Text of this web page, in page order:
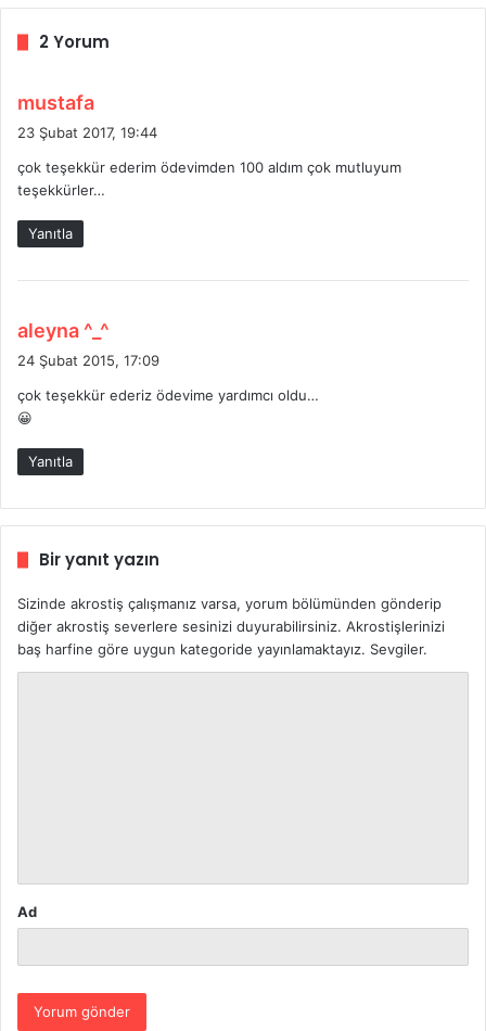
2 Yorum
mustafa
e
i
k
23 Şubat 2017, 19:44
çok teşekkür ederim ödevimden 100 aldım çok mutluyum
teşekkürler…
Yanıtla
aleyna ^_^
e
i
24 Şubat 2015, 17:09
çok teşekkür ederiz ödevime yardımcı oldu…
😀
Yanıtla
Bir yanıt yazın
Sizinde akrostiş çalışmanız varsa, yorum bölümünden gönderip
diğer akrostiş severlere sesinizi duyurabilirsiniz. Akrostişlerinizi
baş harfine göre uygun kategoride yayınlamaktayız. Sevgiler.
Ad